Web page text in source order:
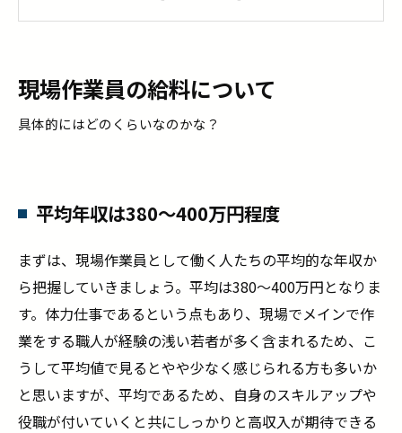
関連資格を取得し自身のスキルアップをする
長く・信頼される働き方を続けること
現場作業員の給料について
具体的にはどのくらいなのかな？
平均年収は380～400万円程度
まずは、現場作業員として働く人たちの平均的な年収か
ら把握していきましょう。平均は380～400万円となりま
す。体力仕事であるという点もあり、現場でメインで作
業をする職人が経験の浅い若者が多く含まれるため、こ
うして平均値で見るとやや少なく感じられる方も多いか
と思いますが、平均であるため、自身のスキルアップや
役職が付いていくと共にしっかりと高収入が期待できる